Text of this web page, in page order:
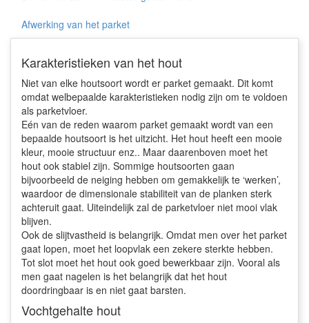
Afwerking van het parket
Karakteristieken van het hout
Niet van elke houtsoort wordt er parket gemaakt. Dit komt
omdat welbepaalde karakteristieken nodig zijn om te voldoen
als parketvloer.
Eén van de reden waarom parket gemaakt wordt van een
bepaalde houtsoort is het uitzicht. Het hout heeft een mooie
kleur, mooie structuur enz.. Maar daarenboven moet het
hout ook stabiel zijn. Sommige houtsoorten gaan
bijvoorbeeld de neiging hebben om gemakkelijk te ‘werken’,
waardoor de dimensionale stabiliteit van de planken sterk
achteruit gaat. Uiteindelijk zal de parketvloer niet mooi vlak
blijven.
Ook de slijtvastheid is belangrijk. Omdat men over het parket
gaat lopen, moet het loopvlak een zekere sterkte hebben.
Tot slot moet het hout ook goed bewerkbaar zijn. Vooral als
men gaat nagelen is het belangrijk dat het hout
doordringbaar is en niet gaat barsten.
Vochtgehalte hout